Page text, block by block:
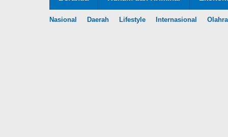
Nasional Daerah Lifestyle Internasional